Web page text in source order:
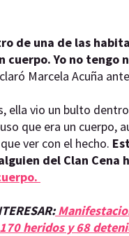
de una de las
cuerpo. Yo no tengo
Marcela Acuña
ella vio un bulto
que era un cuerpo,
ver con el hecho.
del Clan Cena
heridos y 68